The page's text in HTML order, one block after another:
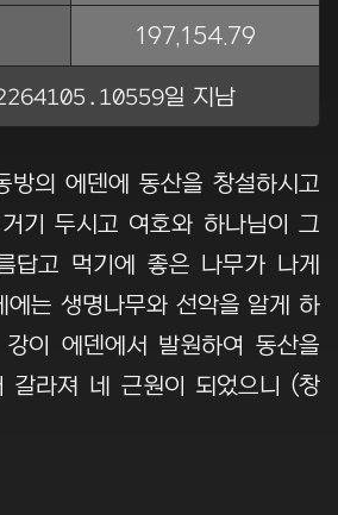
197,154.79
일 지남
방의 에덴에 동산을 창설하시고
기 두시고 여호와 하나님이 그
답고 먹기에 좋은 나무가 나게
에는 생명나무와 선악을 알게 하
이 에덴에서 발원하여 동산을
갈라져 네 근원이 되었으니 (창